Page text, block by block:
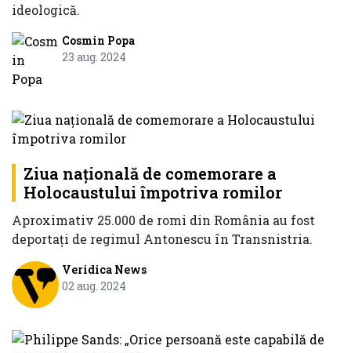
ideologică.
Cosmin Popa
23 aug. 2024
Ziua națională de comemorare a
Holocaustului împotriva romilor
Aproximativ 25.000 de romi din România au fost
deportaţi de regimul Antonescu în Transnistria.
Veridica News
02 aug. 2024